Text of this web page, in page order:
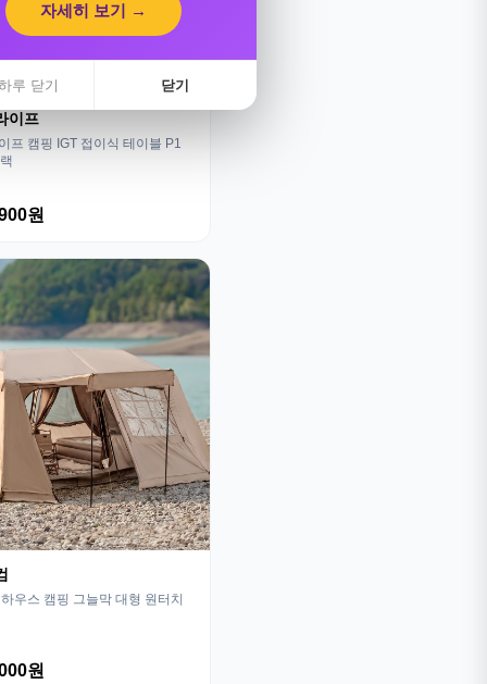
이프
프 캠핑 IGT 접이식 테이블 P1
원
우스 캠핑 그늘막 대형 원터치
원
자세히 보기 →
루 닫기 닫기